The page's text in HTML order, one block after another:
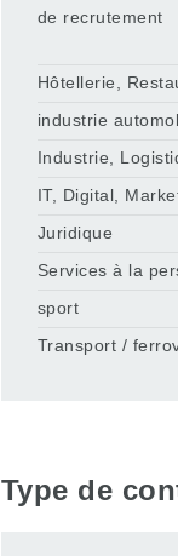
de recrutement
Hôtellerie,
industrie
Industrie,
IT, Digital,
Juridique
Services à la
sport
Transport /
Type de